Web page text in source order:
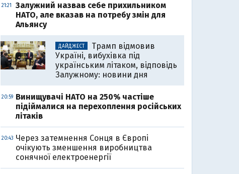
21:21
Залужний назвав себе прихильником
НАТО, але вказав на потребу змін для
Альянсу
ДАЙДЖЕСТ
Трамп відмовив
Україні, вибухівка під
українським літаком, відповідь
Залужному: новини дня
20:59 Винищувачі НАТО на 250% частіше
підіймалися на перехоплення російських
літаків
20:43 Через затемнення Сонця в Європі
очікують зменшення виробництва
сонячної електроенергії